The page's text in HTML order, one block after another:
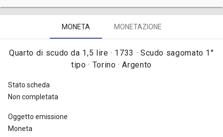
Queste monete da un quarto di scudo vecchio d'argento da 1,5 lire
furono coniate nel 1733, complessivamente, in 200.000 pezzi
[Traina 1967, tav. LXIX, nota dopo il n. 95b].
MONETA MONETAZIONE
Quarto di scudo da 1,5 lire · 1733 · Scudo sagomato 1°
tipo · Torino · Argento
Stato scheda
Non completata
Oggetto emissione
Moneta